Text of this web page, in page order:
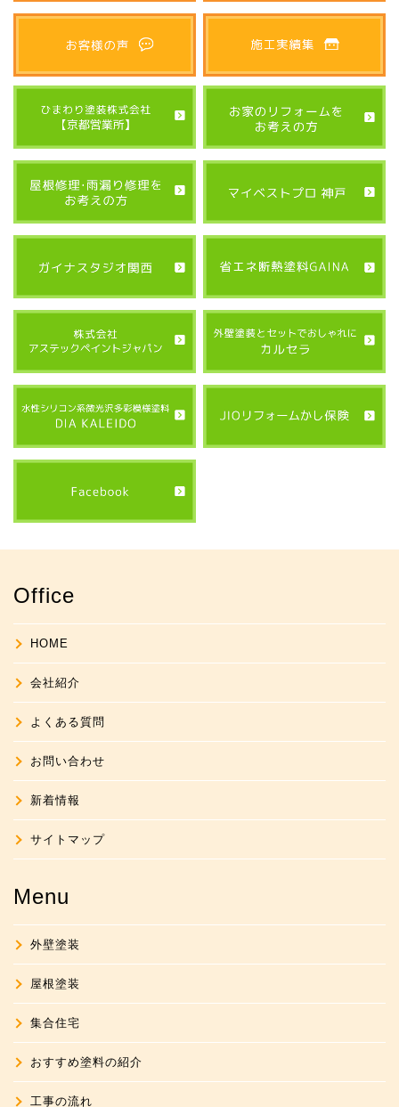
Office
HOME
会社紹介
よくある質問
お問い合わせ
新着情報
サイトマップ
Menu
外壁塗装
屋根塗装
集合住宅
おすすめ塗料の紹介
工事の流れ